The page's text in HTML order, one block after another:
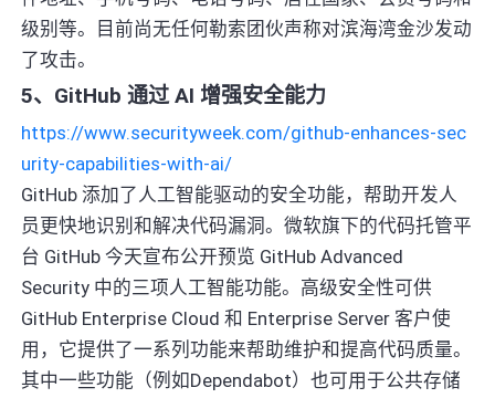
级别等。目前尚无任何勒索团伙声称对滨海湾金沙发动
了攻击。
5、GitHub 通过 AI 增强安全能力
https://www.securityweek.com/github-enhances-sec
urity-capabilities-with-ai/
GitHub 添加了人工智能驱动的安全功能，帮助开发人
员更快地识别和解决代码漏洞。微软旗下的代码托管平
台 GitHub 今天宣布公开预览 GitHub Advanced
Security 中的三项人工智能功能。高级安全性可供
GitHub Enterprise Cloud 和 Enterprise Server 客户使
用，它提供了一系列功能来帮助维护和提高代码质量。
其中一些功能（例如Dependabot）也可用于公共存储